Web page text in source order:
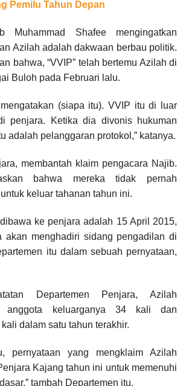
Pemilu Tahun Depan
Muhammad Shafee mengingatkan
Azilah adalah dakwaan berbau politik.
bahwa, “VVIP” telah bertemu Azilah di
Buloh pada Februari lalu.
(siapa itu). VVIP itu di luar
penjara. Ketika dia divonis hukuman
adalah pelanggaran protokol,” katanya.
membantah klaim pengacara Najib.
bahwa mereka tidak pernah
keluar tahanan tahun ini.
ke penjara adalah 15 April 2015,
akan menghadiri sidang pengadilan di
itu dalam sebuah pernyataan,
Departemen Penjara, Azilah
anggota keluarganya 34 kali dan
dalam satu tahun terakhir.
pernyataan yang mengklaim Azilah
Kajang tahun ini untuk memenuhi
tambah Departemen itu.